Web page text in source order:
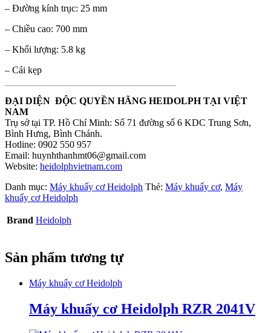
– Đường kính trục: 25 mm
– Chiều cao: 700 mm
– Khối lượng: 5.8 kg
– Cái kẹp
ĐẠI DIỆN ĐỘC QUYỀN HÃNG HEIDOLPHTẠI VIỆT
NAM
Trụ sở tại TP. Hồ Chí Minh: Số 71 đường số 6 KDC Trung Sơn,
Bình Hưng, Bình Chánh.
Hotline: 0902 550 957
Email: huynhthanhmt06@gmail.com
Website: heidolphvietnam.com
Danh mục: Máy khuấy cơ Heidolph Thẻ: Máy khuấy cơ, Máy
khuấy cơ Heidolph
Brand Heidolph
Sản phẩm tương tự
Máy khuấy cơ Heidolph
Máy khuấy cơ Heidolph RZR 2041V